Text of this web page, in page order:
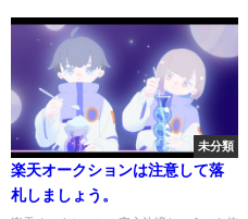
26日放送】
未分類
楽天オークションは注意して落
札しましょう。